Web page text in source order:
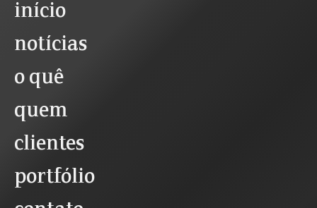
início
notícias
o quê
quem
clientes
portfólio